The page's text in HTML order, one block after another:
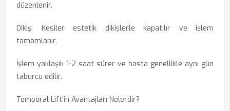
düzenlenir.
Dikiş: Kesiler estetik dikişlerle kapatılır ve işlem
tamamlanır.
İşlem yaklaşık 1-2 saat sürer ve hasta genellikle aynı gün
taburcu edilir.
Temporal Lift’in Avantajları Nelerdir?